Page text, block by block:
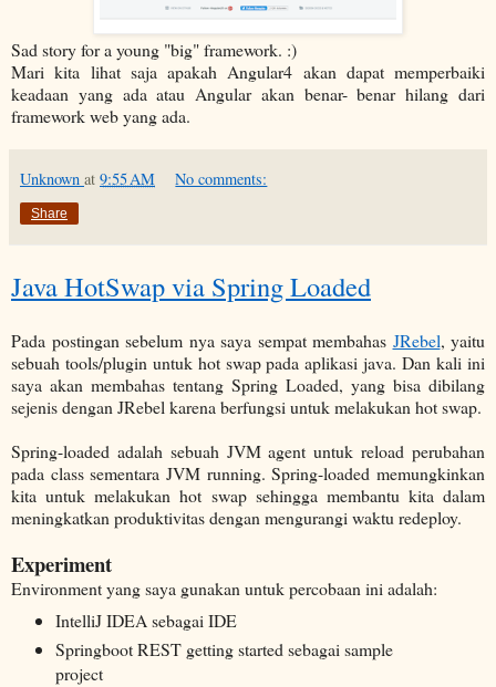
Sad story for a young "big" framework. :)
Mari kita lihat saja apakah Angular4 akan dapat memperbaiki
keadaan yang ada atau Angular akan benar- benar hilang dari
framework web yang ada.
Unknown at 9:55 AM No comments:
Share
Java HotSwap via Spring Loaded
Pada postingan sebelum nya saya sempat membahas JRebel, yaitu
sebuah tools/plugin untuk hot swap pada aplikasi java. Dan kali ini
saya akan membahas tentang Spring Loaded, yang bisa dibilang
sejenis dengan JRebel karena berfungsi untuk melakukan hot swap.
Spring-loaded adalah sebuah JVM agent untuk reload perubahan
pada class sementara JVM running. Spring-loaded memungkinkan
kita untuk melakukan hot swap sehingga membantu kita dalam
meningkatkan produktivitas dengan mengurangi waktu redeploy.
Experiment
Environment yang saya gunakan untuk percobaan ini adalah:
IntelliJ IDEA sebagai IDE
Springboot REST getting started sebagai sample
project